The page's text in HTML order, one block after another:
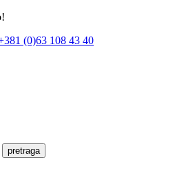
(0)63 108 43 40
pretraga